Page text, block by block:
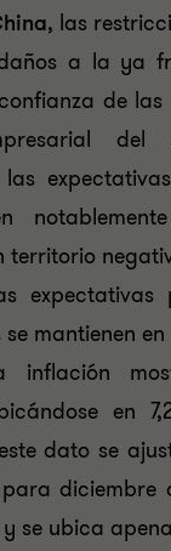
, las
a la ya
de las
del
territorio
expectativas
mantienen
inflación
en
dato se
diciembre
se ubica